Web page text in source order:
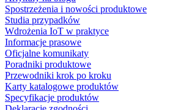
Spostrzeżenia i nowości produktowe
Studia przypadków
Wdrożenia IoT w praktyce
Informacje prasowe
Oficjalne komunikaty
Poradniki produktowe
Przewodniki krok po kroku
Karty katalogowe produktów
Specyfikacje produktów